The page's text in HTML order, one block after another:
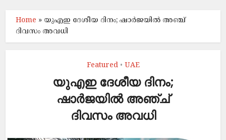
Home » യുഎഇ ദേശീയ ദിനം; ഷാർജയിൽ അഞ്ച്
ദിവസം അവധി
Featured • UAE
യുഎഇ ദേശീയ ദിനം;
ഷാർജയിൽ അഞ്ച്
ദിവസം അവധി